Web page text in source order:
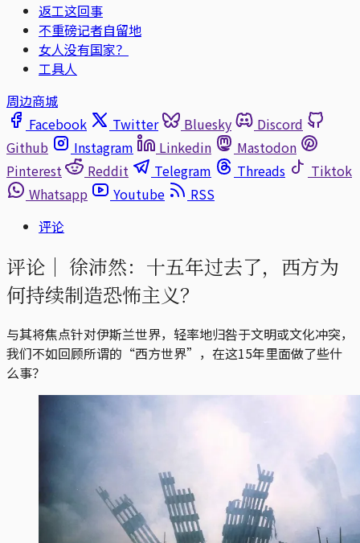
返工这回事
不重磅记者自留地
女人没有国家？
工具人
周边商城
Facebook
Twitter Bluesky
Discord
Github
Instagram Linkedin
Mastodon
Pinterest
Reddit Telegram Threads
Tiktok
Whatsapp
Youtube
RSS
评论
评论｜ 徐沛然：十五年过去了，西方为
何持续制造恐怖主义？
与其将焦点针对伊斯兰世界，轻率地归咎于文明或文化冲突，
我们不如回顾所谓的“西方世界”，在这15年里面做了些什
么事？